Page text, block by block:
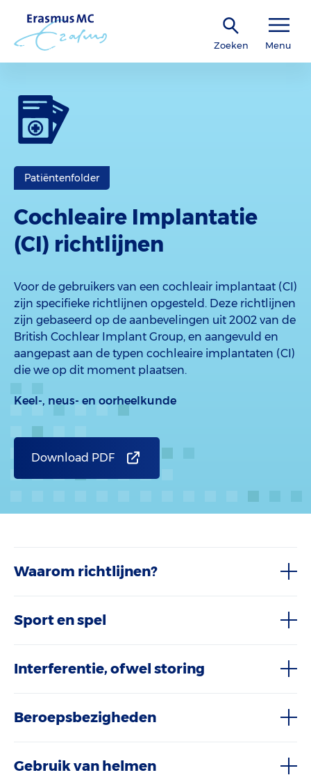
Zoeken Menu
Patiëntenfolder
Cochleaire Implantatie
(CI) richtlijnen
Voor de gebruikers van een cochleair implantaat (CI)
zijn specifieke richtlijnen opgesteld. Deze richtlijnen
zijn gebaseerd op de aanbevelingen uit 2002 van de
British Cochlear Implant Group, en aangevuld en
aangepast aan de typen cochleaire implantaten (CI)
die we op dit moment plaatsen.
Keel-, neus- en oorheelkunde
Download PDF
Waarom richtlijnen?
Sport en spel
Interferentie, ofwel storing
Beroepsbezigheden
Gebruik van helmen